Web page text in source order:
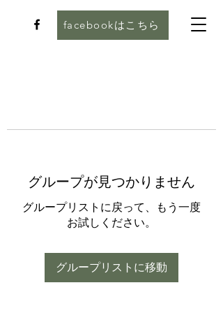
facebookはこちら
グループが見つかりません
グループリストに戻って、もう一度
お試しください。
グループリストに移動